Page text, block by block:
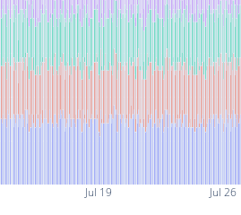
Jul 19 Jul 26